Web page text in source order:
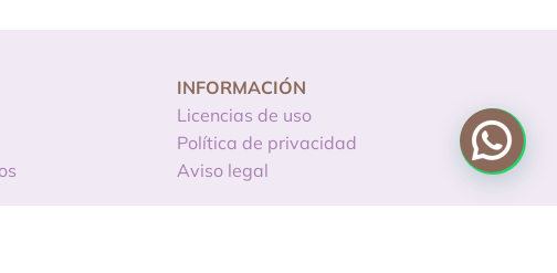
INFORMACIÓN
Licencias de uso
Política de privacidad
Aviso legal